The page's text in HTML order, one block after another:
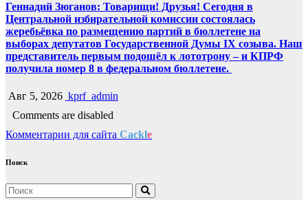
Геннадий Зюганов: Товарищи! Друзья! Сегодня в
Центральной избирательной комиссии состоялась
жеребьёвка по размещению партий в бюллетене на
выборах депутатов Государственной Думы IX созыва. Наш
представитель первым подошёл к лототрону – и КПРФ
получила номер 8 в федеральном бюллетене.
Авг 5, 2026 kprf_admin
Comments are disabled
Комментарии для сайта Cackle
Поиск